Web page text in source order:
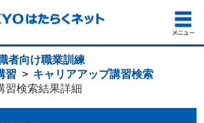
者向け職業訓練
習
キャリアアップ講習検索
習検索結果詳細